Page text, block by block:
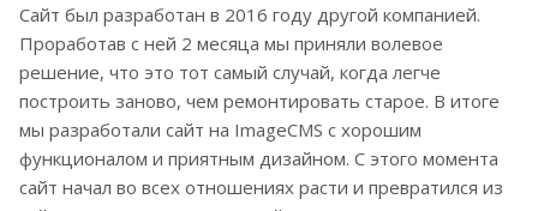
Сайт был разработан в 2016 году другой компанией.
Проработав с ней 2 месяца мы приняли волевое
решение, что это тот самый случай, когда легче
построить заново, чем ремонтировать старое. В итоге
мы разработали сайт на ImageCMS с хорошим
функционалом и приятным дизайном. С этого момента
сайт начал во всех отношениях расти и превратился из